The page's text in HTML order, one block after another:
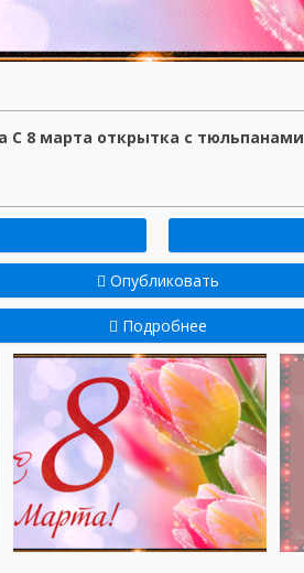
С 8 марта открытка с тюльпанами
Опубликовать
Подробнее